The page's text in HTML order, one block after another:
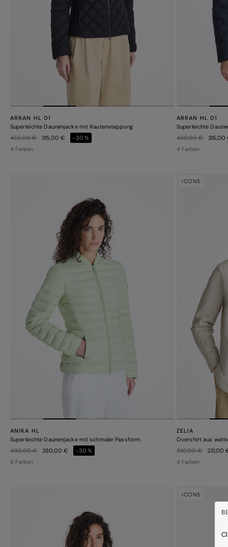
ARRAN HL 01
Superleichte Daunenjacke mit Rautensteppung
Preis reduziert von
450,00 €auf315,00 €
-30%
4 Farben
ARRAN HL 01
Superleichte
Preis reduziert von
450,00 €auf315,00
4 Farben
ANIKA HL
Superleichte Daunenjacke mit schmaler Passform
Preis reduziert von
400,00 €auf280,00 €
-30%
6 Farben
ICONS
ZELIA
Overshirt aus
Preis reduziert von
330,00 €auf231,00
4 Farben
ICONS